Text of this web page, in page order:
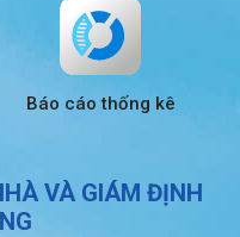
Báo cáo thống kê
VÀ GIÁM ĐỊNH